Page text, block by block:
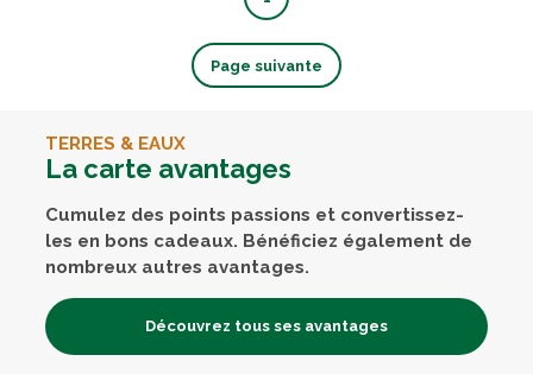
Page suivante
TERRES & EAUX
La carte avantages
Cumulez des points passions et convertissez-
les en bons cadeaux. Bénéficiez également de
nombreux autres avantages.
Découvrez tous ses avantages